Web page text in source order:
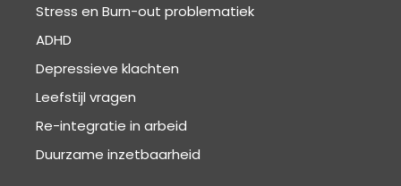
Stress en Burn-out problematiek
ADHD
Depressieve klachten
Leefstijl vragen
Re-integratie in arbeid
Duurzame inzetbaarheid